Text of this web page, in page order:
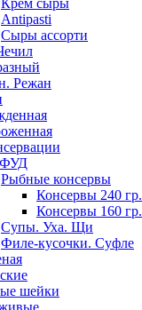
Крем сыры
Antipasti
Сыры ассорти
Режан
Рыбные консервы
Консервы 240 гр.
Консервы 160 гр.
Супы. Уха. Щи
Филе-кусочки. Суфле
шейки